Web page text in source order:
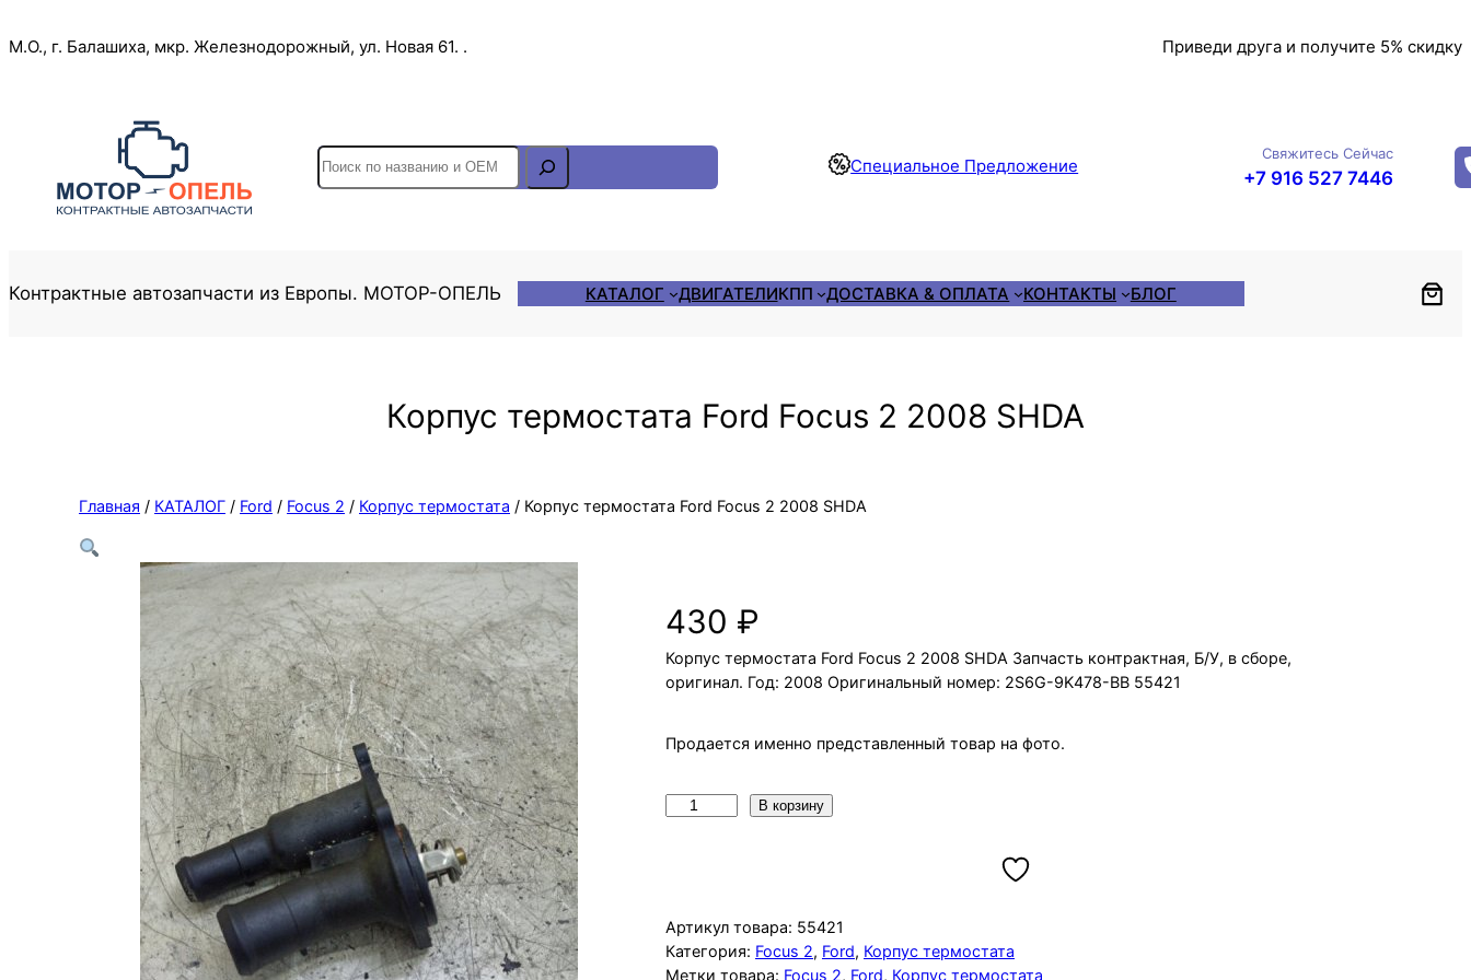
к
М.О., г. Балашиха, мкр. Железнодорожный, ул. Новая 61. . Приведи друга и получите 5% скидку
S
e
h
Специальное Предложение
Свяжитесь Сейчас
+7 916 527 7446
Контрактные автозапчасти из Европы. МОТОР-ОПЕЛЬ КАТАЛОГ ДВИГАТЕЛИКПП ДОСТАВКА & ОПЛАТА КОНТАКТЫ БЛОГ
Корпус термостата Ford Focus 2 2008 SHDA
Главная / КАТАЛОГ / Ford / Focus 2 / Корпус термостата / Корпус термостата Ford Focus 2 2008 SHDA
430 ₽
Корпус термостата Ford Focus 2 2008 SHDA Запчасть контрактная, Б/У, в сборе,
оригинал. Год: 2008 Оригинальный номер: 2S6G-9K478-BB 55421
Продается именно представленный товар на фото.
ч
е
В корзину
Артикул товара: 55421
Категория: Focus 2, Ford, Корпус термостата
Метки товара: Focus 2, Ford, Корпус термостата